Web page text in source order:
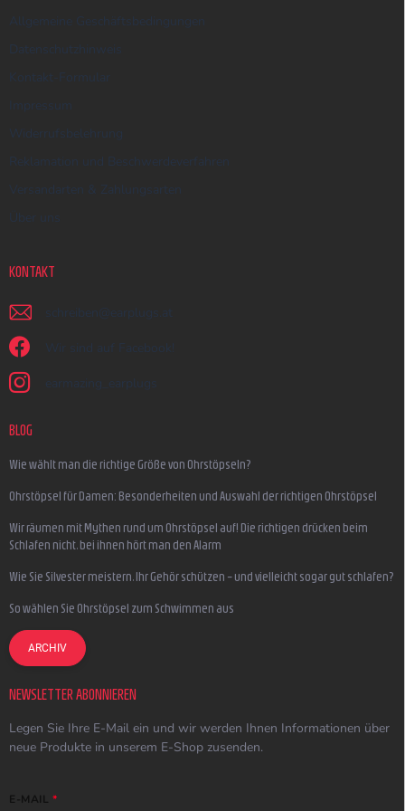
Allgemeine Geschäftsbedingungen
Datenschutzhinweis
Kontakt-Formular
Impressum
Widerrufsbelehrung
Reklamation und Beschwerdeverfahren
Versandarten & Zahlungsarten
Über uns
KONTAKT
schreiben @ earplugs.at
Wir sind auf Facebook!
earmazing_earplugs
BLOG
Wie wählt man die richtige Größe von Ohrstöpseln?
Ohrstöpsel für Damen: Besonderheiten und Auswahl der richtigen Ohrstöpsel
Wir räumen mit Mythen rund um Ohrstöpsel auf! Die richtigen drücken beim
Schlafen nicht, bei ihnen hört man den Alarm
Wie Sie Silvester meistern, Ihr Gehör schützen – und vielleicht sogar gut schlafen?
So wählen Sie Ohrstöpsel zum Schwimmen aus
ARCHIV
NEWSLETTER ABONNIEREN
Legen Sie Ihre E-Mail ein und wir werden Ihnen Informationen über
neue Produkte in unserem E-Shop zusenden.
E-MAIL